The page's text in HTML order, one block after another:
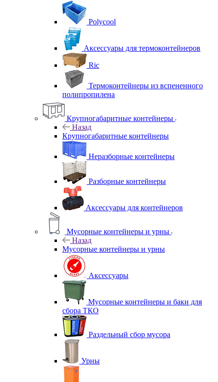
Polycool
Аксессуары для термоконтейнеров
Ric
Термоконтейнеры из вспененного
полипропилена
Крупногабаритные контейнеры
Назад
Крупногабаритные контейнеры
Неразборные контейнеры
Разборные контейнеры
Аксессуары для контейнеров
Мусорные контейнеры и урны
Назад
Мусорные контейнеры и урны
Аксессуары
Мусорные контейнеры и баки для
сбора ТКО
Раздельный сбор мусора
Урны